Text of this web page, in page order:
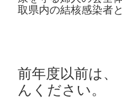
取県内の結核感染者
前年度以前は、
んください。